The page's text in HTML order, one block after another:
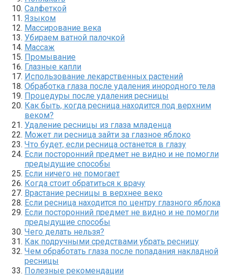
Салфеткой
Языком
Массирование века
Убираем ватной палочкой
Массаж
Промывание
Глазные капли
Использование лекарственных растений
Обработка глаза после удаления инородного тела
Процедуры после удаления ресницы
Как быть, когда ресница находится под верхним
веком?
Удаление ресницы из глаза младенца
Может ли ресница зайти за глазное яблоко
Что будет, если ресница останется в глазу
Если посторонний предмет не видно и не помогли
предыдущие способы
Если ничего не помогает
Когда стоит обратиться к врачу
Врастание ресницы в верхнее веко
Если ресница находится по центру глазного яблока
Если посторонний предмет не видно и не помогли
предыдущие способы
Чего делать нельзя?
Как подручными средствами убрать ресницу
Чем обработать глаза после попадания накладной
ресницы
Полезные рекомендации